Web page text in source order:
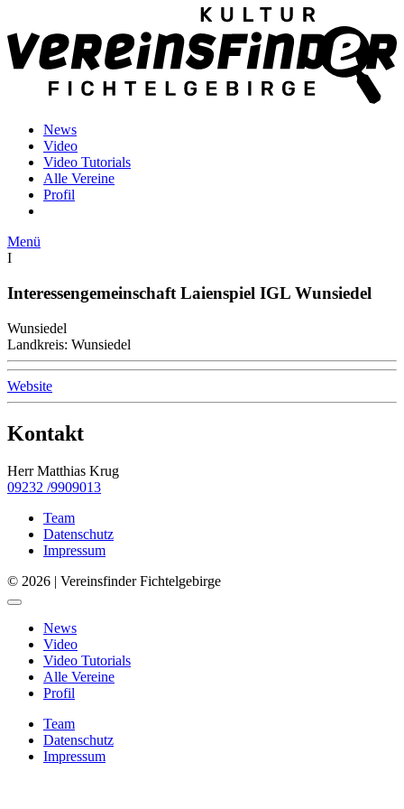
News
Video
Video Tutorials
Alle Vereine
Profil
Menü
I
Interessengemeinschaft Laienspiel IGL Wunsiedel
Wunsiedel
Landkreis: Wunsiedel
Website
Kontakt
Herr Matthias Krug
09232 /9909013
Team
Datenschutz
Impressum
© 2026 | Vereinsfinder Fichtelgebirge
News
Video
Video Tutorials
Alle Vereine
Profil
Team
Datenschutz
Impressum